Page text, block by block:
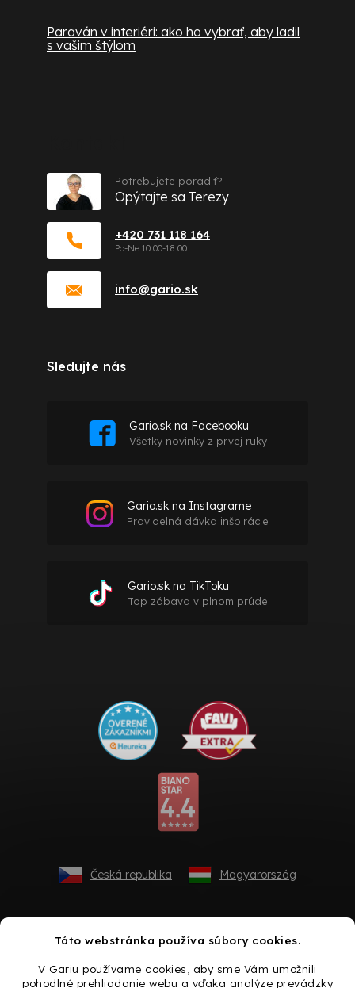
Táto webstránka používa súbory cookies.
V Gariu používame cookies, aby sme Vám umožnili
pohodlné prehliadanie webu a vďaka analýze prevádzky
Paraván v interiéri: ako ho vybrať, aby ladil
s vašim štýlom
info@gario.sk
+420 731 118 164
Potrebujete poradiť?
Opýtajte sa Terezy
Sledujte nás
Gario.sk na Facebooku
Všetky novinky z prvej ruky
Gario.sk na Instagrame
Pravidelná dávka inšpirácie
Gario.sk na TikToku
Top zábava v plnom prúde
Česká republika Magyarország